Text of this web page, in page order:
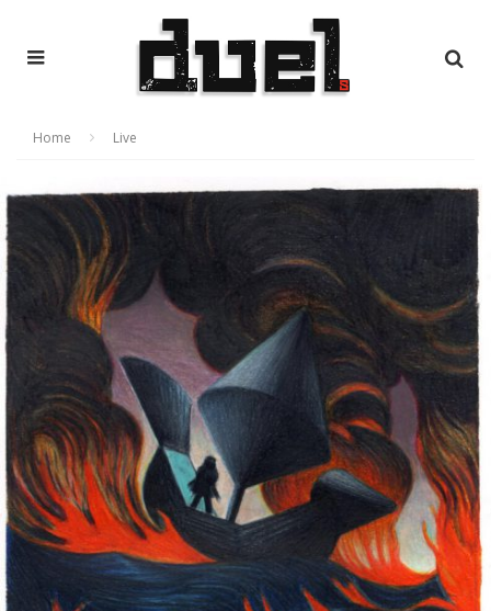
Home Live